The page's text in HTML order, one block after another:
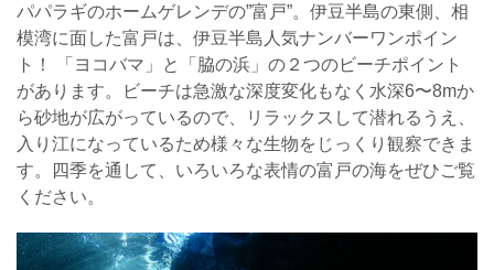
パパラギのホームゲレンデの”富戸”。伊豆半島の東側、相
模湾に面した富戸は、伊豆半島人気ナンバーワンポイン
ト！ 「ヨコバマ」と「脇の浜」の２つのビーチポイント
があります。ビーチは急激な深度変化もなく水深6〜8mか
ら砂地が広がっているので、リラックスして潜れるうえ、
入り江になっているため様々な生物をじっくり観察できま
す。四季を通して、いろいろな表情の富戸の海をぜひご覧
ください。